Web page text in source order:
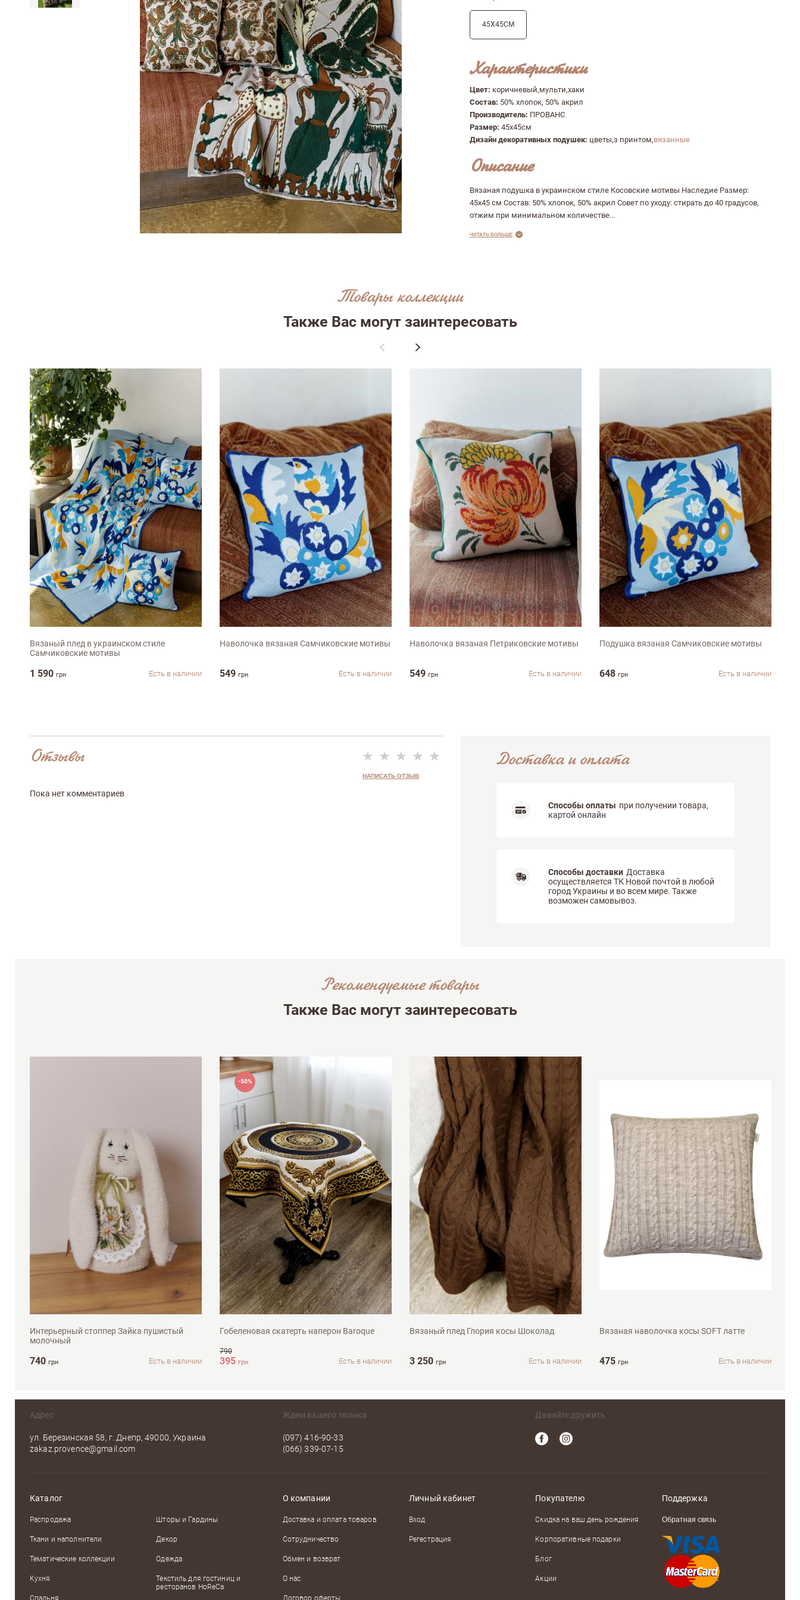
45Х45СМ
Характеристики
Цвет: коричневый,мульти,хаки
Состав: 50% хлопок, 50% акрил
Производитель: ПРОВАНС
Размер:45х45см
Дизайн декоративных подушек: цветы,з принтом,вязанные
Описание
Вязаная подушка в украинском стиле Косовские мотивы Наследие Размер:
45х45 см Состав: 50% хлопок, 50% акрил Совет по уходу: стирать до 40 градусов,
отжим при минимальном количестве...
ЧИТАТЬ БОЛЬШЕ
Товары коллекции
Также Вас могут заинтересовать
120х180см
Вязаный плед в украинском стиле
Самчиковские мотивы
1 590 грн Есть в наличии
45х45см
Наволочка вязаная Самчиковские мотивы
549 грн Есть в наличии
45х45см
Наволочка вязаная Петриковские мотивы
549 грн Есть в наличии
45х45см
Подушка вязаная Самчиковские мотивы
648 грн Есть в наличии
Доставка и оплата
Способы оплаты при получении товара,
картой онлайн
Способы доставки Доставка
осуществляется ТК Новой почтой в любой
город Украины и во всем мире. Также
возможен самовывоз.
Отзывы
НАПИСАТЬ ОТЗЫВ
Пока нет комментариев
Рекомендуемые товары
Также Вас могут заинтересовать
Интерьерный стоппер Зайка пушистый
молочный
740 грн Есть в наличии
-50%
95x100cм
Гобеленовая скатерть наперон Baroque
790
395 грн Есть в наличии
140х180см
Вязаный плед Глория косы Шоколад
3 250 грн Есть в наличии
Вязаная наволочка косы SOFT латте
475 грн Есть в наличии
Адрес
ул. Березинская 58, г. Днепр, 49000, Украина
zakaz.provence@gmail.com
Ждем вашего звонка
(097) 416-90-33
(066) 339-07-15
Давайте дружить
Каталог
Распродажа
Ткани и наполнители
Тематические коллекции
Кухня
Спальня
Шторы и Гардины
Декор
Одежда
Текстиль для гостиниц и
ресторанов HoReCa
О компании
Доставка и оплата товаров
Сотрудничество
Обмен и возврат
О нас
Договор оферты
Личный кабинет
Вход
Регестрация
Покупателю
Скидка на ваш день рождения
Корпоративные подарки
Блог
Акции
Поддержка
Обратная связь
Оставить отзыв